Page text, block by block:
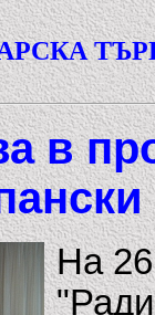
в
На 26